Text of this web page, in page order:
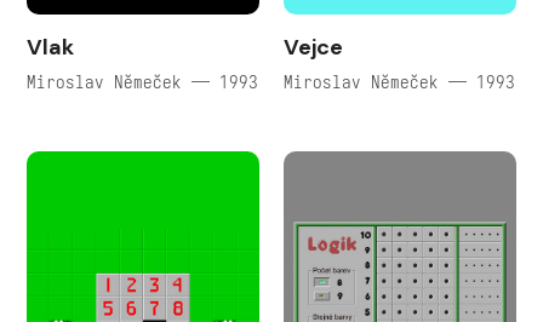
Vlak
Miroslav Němeček — 1993
Vejce
Miroslav Němeček — 1993